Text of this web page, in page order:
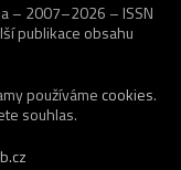
– 2007–2026 – ISSN
publikace obsahu
používáme cookies.
souhlas.